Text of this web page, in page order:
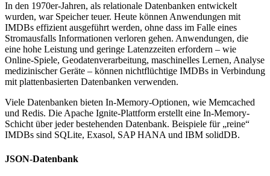
In den 1970er-Jahren, als relationale Datenbanken entwickelt
wurden, war Speicher teuer. Heute können Anwendungen mit
IMDBs effizient ausgeführt werden, ohne dass im Falle eines
Stromausfalls Informationen verloren gehen. Anwendungen, die
eine hohe Leistung und geringe Latenzzeiten erfordern – wie
Online-Spiele, Geodatenverarbeitung, maschinelles Lernen, Analyse
medizinischer Geräte – können nichtflüchtige IMDBs in Verbindung
mit plattenbasierten Datenbanken verwenden.
Viele Datenbanken bieten In-Memory-Optionen, wie Memcached
und Redis. Die Apache Ignite-Plattform erstellt eine In-Memory-
Schicht über jeder bestehenden Datenbank. Beispiele für „reine“
IMDBs sind SQLite, Exasol, SAP HANA und IBM solidDB.
JSON-Datenbank